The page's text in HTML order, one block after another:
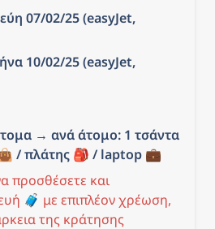
07/02/25 (easyJet,
10/02/25 (easyJet,
→ ανά άτομο: 1 τσάντα
/ πλάτης 🎒 / laptop 💼
προσθέσετε και
🧳 με επιπλέον χρέωση,
της κράτησης